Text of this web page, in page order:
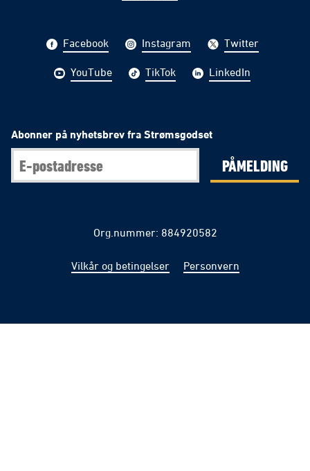
Facebook Instagram Twitter
YouTube TikTok LinkedIn
Abonner på nyhetsbrev fra Strømsgodset
PÅMELDING
Org.nummer: 884920582
Vilkår og betingelser Personvern